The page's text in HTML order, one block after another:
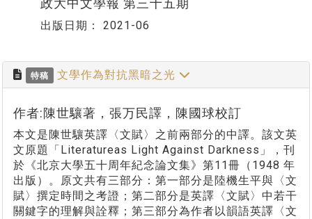
政大中文學報 第三十五期
出版日期： 2021-06
特稿 文學作為對抗黑暗之光
作者:陳世驤著，張万民譯，陳國球校訂
本文是陳世驤英譯〈文賦〉之前兩部分的中譯。該文英
文原題「Literatureas Light Against Darkness」，刊
於《北京大學五十周年紀念論文集》第11冊（1948 年
出版）。原文共有三部分：第一部分是陸機生平與〈文
賦〉撰定時間之考證；第二部分是英譯〈文賦〉中若干
關鍵字的理解與詮釋；第三部分為作者以韻語英譯〈文